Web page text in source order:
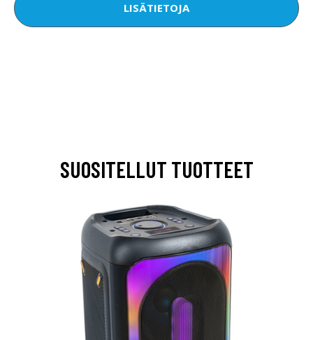
LISÄTIETOJA
SUOSITELLUT TUOTTEET